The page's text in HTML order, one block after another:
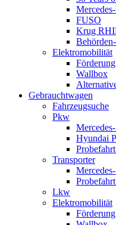
FUSO
Krug
Elektromobilität
Förderung
Wallbox
Gebrauchtwagen
Fahrzeugsuche
Pkw
Hyundai
Transporter
Lkw
Elektromobilität
Förderung